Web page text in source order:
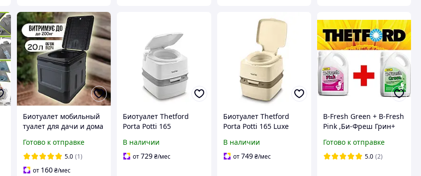
Биотуалет мобильный
туалет для дачи и дома
открытом воздухе 20л
Готово к отправке
5.0 (1)
от 160₴/мес
Биотуалет Thetford
Porta Potti 165
В наличии
от729₴/мес
Биотуалет Thetford
Porta Potti 165 Luxe
В наличии
от749 ₴/мес
B-Fresh Green + B-Fresh
Pink ,Би-Фреш Грин+
THETFORD. Жидкость
для биотуалета набор.
Готово к отправке
5.0 (2)